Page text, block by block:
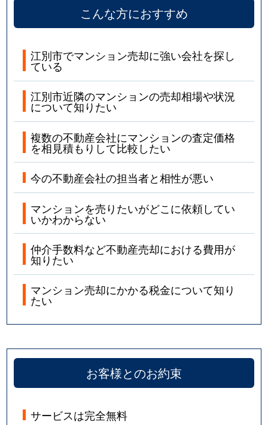
こんな方におすすめ
江別市でマンション売却に強い会社を探し
ている
江別市近隣のマンションの売却相場や状況
について知りたい
複数の不動産会社にマンションの査定価格
を相見積もりして比較したい
今の不動産会社の担当者と相性が悪い
マンションを売りたいがどこに依頼してい
いかわからない
仲介手数料など不動産売却における費用が
知りたい
マンション売却にかかる税金について知り
たい
お客様とのお約束
サービスは完全無料